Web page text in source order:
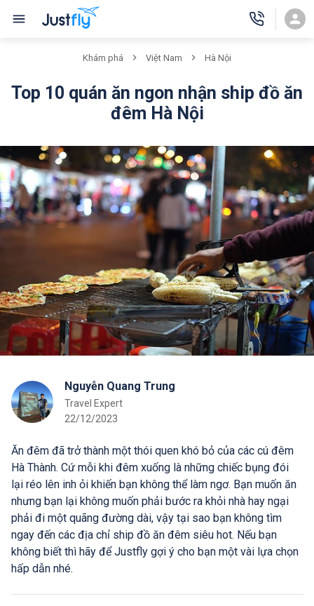
Khám phá Việt Nam Hà Nội
Top 10 quán ăn ngon nhận ship đồ ăn
đêm Hà Nội
Nguyễn Quang Trung
Travel Expert
22/12/2023
Ăn đêm đã trở thành một thói quen khó bỏ của các cú đêm
Hà Thành. Cứ mỗi khi đêm xuống là những chiếc bụng đói
lại réo lên inh ỏi khiến bạn không thể làm ngơ. Bạn muốn ăn
nhưng bạn lại không muốn phải bước ra khỏi nhà hay ngại
phải đi một quãng đường dài, vậy tại sao bạn không tìm
ngay đến các địa chỉ ship đồ ăn đêm siêu hot. Nếu bạn
không biết thì hãy để Justfly gợi ý cho bạn một vài lựa chọn
hấp dẫn nhé.